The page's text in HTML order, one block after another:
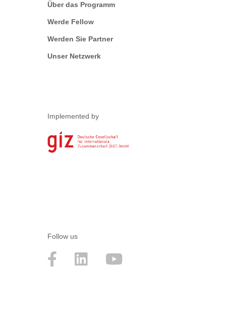
Über das Programm
Werde Fellow
Werden Sie Partner
Unser Netzwerk
Implemented by
Follow us